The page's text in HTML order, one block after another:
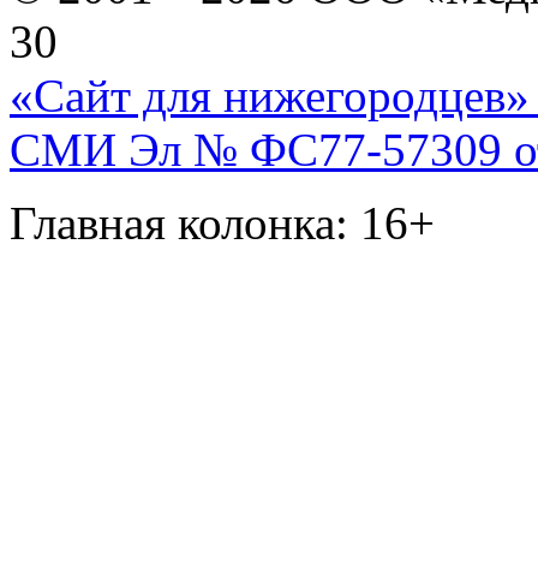
30
«Сайт для нижегородцев»
СМИ Эл № ФС77-57309
Главная колонка: 16+